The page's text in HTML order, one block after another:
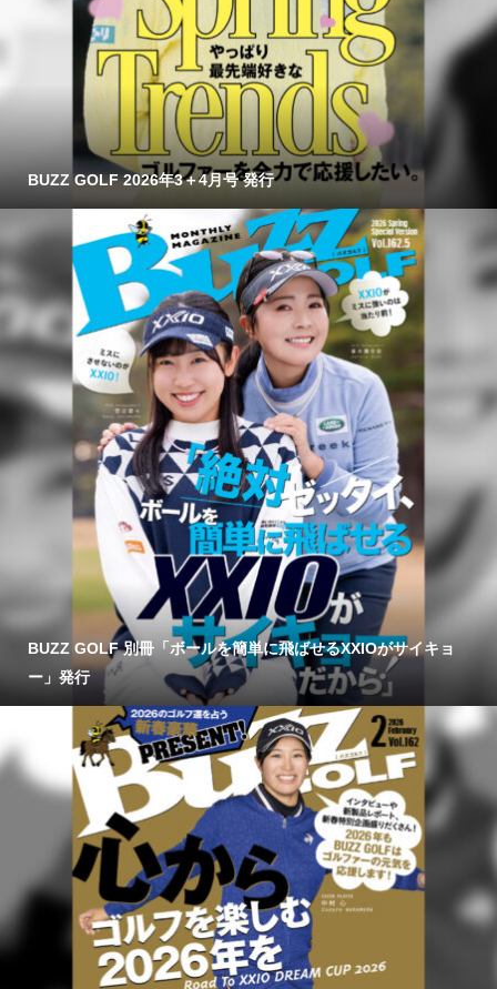
BUZZ GOLF 2026年3＋4月号 発行
BUZZ GOLF 別冊「ボールを簡単に飛ばせるXXIOがサイキョ
ー」発行